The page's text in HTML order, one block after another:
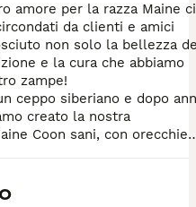
amore per la razza Maine ci
da clienti e amici
non solo la bellezza
e la cura che abbiamo
zampe!
ceppo siberiano e dopo
creato la nostra
Coon sani, con orecchie
su una genealogia